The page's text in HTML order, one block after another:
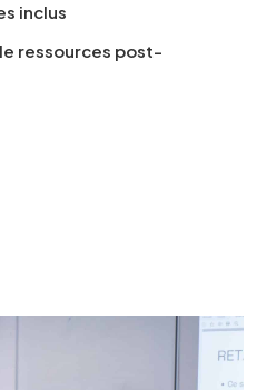
inclus
ressources post-